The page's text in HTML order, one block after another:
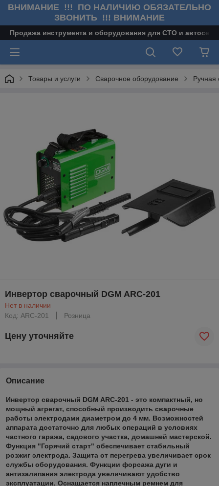
ВНИМАНИЕ !!! ПО НАЛИЧИЮ ОБЯЗАТЕЛЬНО
ЗВОНИТЬ !!! ВНИМАНИЕ
Продажа инструмента и оборудования для СТО и
Товары и услуги Сварочное оборудование Ручная
Инвертор сварочный DGM ARC-201
Нет в наличии
Код: ARC-201
Розница
Цену уточняйте
Описание
Инвертор сварочный DGM ARC-201 - это компактный, но
мощный агрегат, способный производить сварочные
работы электродами диаметром до 4 мм. Возможностей
аппарата достаточно для любых операций в условиях
частного гаража, садового участка, домашней мастерской.
Функция "Горячий старт" обеспечивает стабильный
розжиг электрода. Защита от перегрева увеличивает срок
службы оборудования. Функции форсажа дуги и
антизалипания электрода увеличивают удобство
эксплуатации. Оснащается наплечным ремнем для